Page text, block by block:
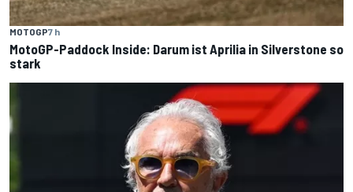
MOTOGP7 h
MotoGP-Paddock Inside: Darum ist Aprilia in Silverstone so
stark